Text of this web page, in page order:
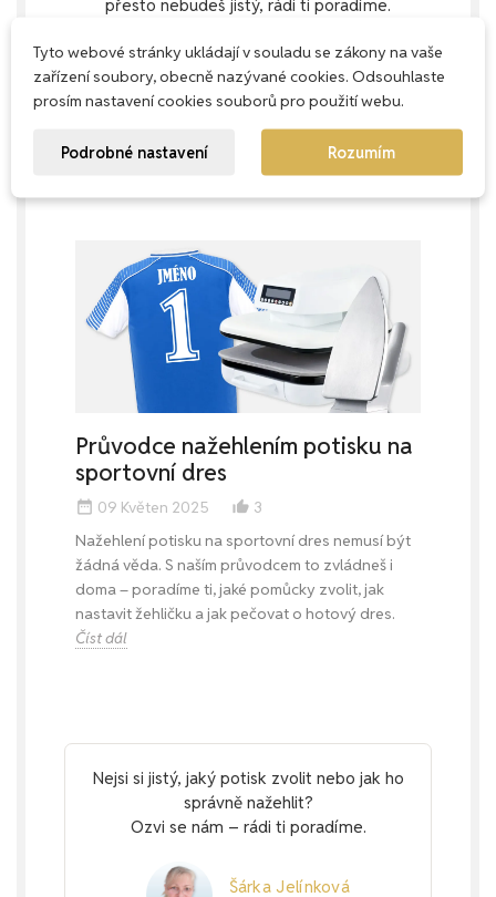
Průvodce nažehlením potisku na
sportovní dres
date_range 09 Květen 2025 thumb_up_alt 3
Nažehlení potisku na sportovní dres nemusí být
žádná věda. S naším průvodcem to zvládneš i
doma – poradíme ti, jaké pomůcky zvolit, jak
nastavit žehličku a jak pečovat o hotový dres.
Číst dál
přesto nebudeš jistý, rádi ti poradíme.
Jak pečovat o dres s potiskem
Aby dres s potiskem vydržel co nejdéle krásný,
doporučujeme jemný prací cyklus na 40 °C,
ideálně naruby. Nepoužívej aviváž ani sušičku –
prodloužíš tak životnost jak textilu, tak potisku.
Nejsi si jistý, jaký potisk zvolit nebo jak ho
správně nažehlit?
Ozvi se nám – rádi ti poradíme.
Šárka Jelínková
Tyto webové stránky ukládají v souladu se zákony na vaše
zařízení soubory, obecně nazývané cookies. Odsouhlaste
prosím nastavení cookies souborů pro použití webu.
Podrobné nastavení Rozumím